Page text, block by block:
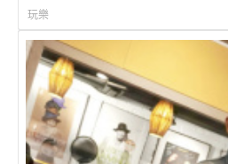
玩樂